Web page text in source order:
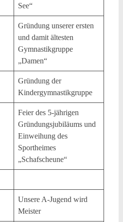
See“
Gründung unserer ersten
und damit ältesten
Gymnastikgruppe
„Damen“
Gründung der
Kindergymnastikgruppe
Feier des 5-jährigen
Gründungsjubiläums und
Einweihung des
Sportheimes
„Schafscheune“
Unsere A-Jugend wird
Meister